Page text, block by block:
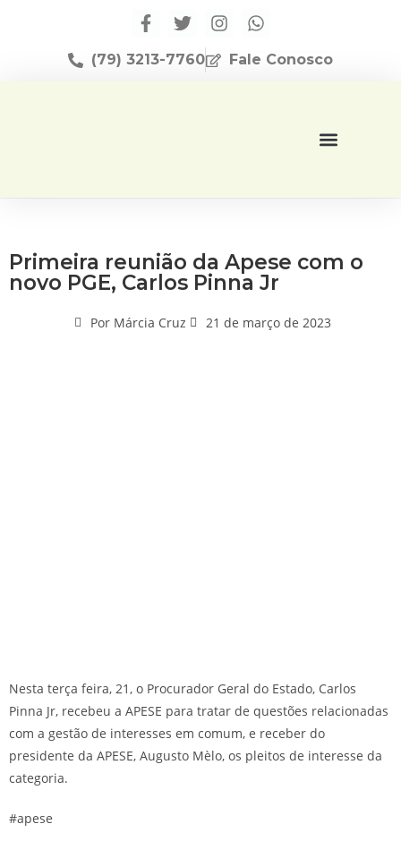
(79) 3213-7760 Fale Conosco
Primeira reunião da Apese com o
novo PGE, Carlos Pinna Jr
PorMárcia Cruz 21 de março de 2023
Nesta terça feira, 21, o Procurador Geral do Estado, Carlos
Pinna Jr, recebeu a APESE para tratar de questões relacionadas
com a gestão de interesses em comum, e receber do
presidente da APESE, Augusto Mèlo, os pleitos de interesse da
categoria.
#apese